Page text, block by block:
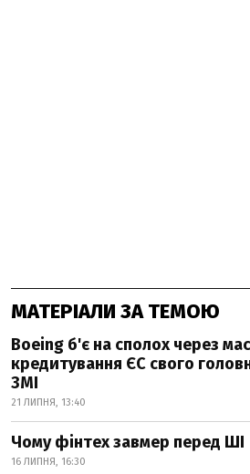
МАТЕРІАЛИ ЗА ТЕМОЮ
Boeing б'є на сполох через
кредитування ЄС свого
ЗМІ
21 ЛИПНЯ, 13:40
Чому фінтех завмер перед ШІ
16 ЛИПНЯ, 16:30